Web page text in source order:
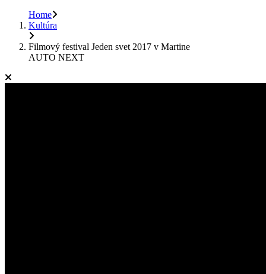
Home
Kultúra
Filmový festival Jeden svet 2017 v Martine
AUTO NEXT